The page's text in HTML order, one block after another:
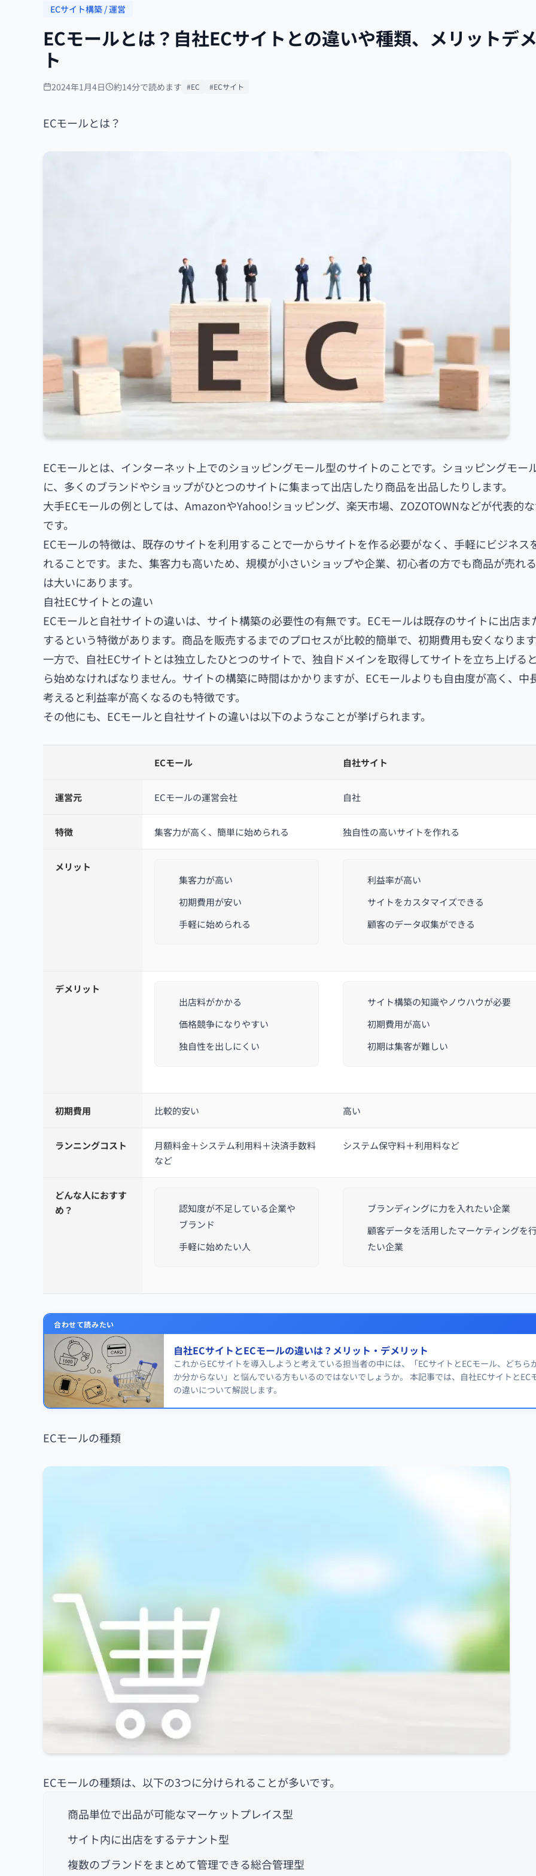
ECサイト構築 / 運営
ECモールとは？自社ECサイトとの違いや種類、メリットデ
ト
2024年1月4日 約14分で読めます #EC #ECサイト
ECモールとは？
ECモールとは、インターネット上でのショッピングモール型のサイトのことです。ショッピングモー
に、多くのブランドやショップがひとつのサイトに集まって出店したり商品を出品したりします。
大手ECモールの例としては、AmazonやYahoo!ショッピング、楽天市場、ZOZOTOWNなどが代表的
です。
ECモールの特徴は、既存のサイトを利用することで一からサイトを作る必要がなく、手軽にビジネス
れることです。また、集客力も高いため、規模が小さいショップや企業、初心者の方でも商品が売れ
は大いにあります。
自社ECサイトとの違い
ECモールと自社サイトの違いは、サイト構築の必要性の有無です。ECモールは既存のサイトに出店ま
するという特徴があります。商品を販売するまでのプロセスが比較的簡単で、初期費用も安くなりま
一方で、自社ECサイトとは独立したひとつのサイトで、独自ドメインを取得してサイトを立ち上げる
ら始めなければなりません。サイトの構築に時間はかかりますが、ECモールよりも自由度が高く、中
考えると利益率が高くなるのも特徴です。
その他にも、ECモールと自社サイトの違いは以下のようなことが挙げられます。
ECモール 自社サイト
運営元 ECモールの運営会社 自社
特徴 集客力が高く、簡単に始められる 独自性の高いサイトを作れる
メリット
集客力が高い
初期費用が安い
手軽に始められる
利益率が高い
サイトをカスタマイズできる
顧客のデータ収集ができる
デメリット
出店料がかかる
価格競争になりやすい
独自性を出しにくい
サイト構築の知識やノウハウが必要
初期費用が高い
初期は集客が難しい
初期費用 比較的安い 高い
ランニングコスト
月額料金＋システム利用料＋決済手数料
など
システム保守料＋利用料など
どんな人におすす
め？
認知度が不足している企業や
ブランド
手軽に始めたい人
ブランディングに力を入れたい企業
顧客データを活用したマーケティングを
たい企業
合わせて読みたい
自社ECサイトとECモールの違いは？メリット・デメリット
これからECサイトを導入しようと考えている担当者の中には、「ECサイトとECモール、どちら
か分からない」と悩んでいる方もいるのではないでしょうか。 本記事では、自社ECサイトとEC
の違いについて解説します。
ECモールの種類
ECモールの種類は、以下の3つに分けられることが多いです。
商品単位で出品が可能なマーケットプレイス型
サイト内に出店をするテナント型
複数のブランドをまとめて管理できる総合管理型